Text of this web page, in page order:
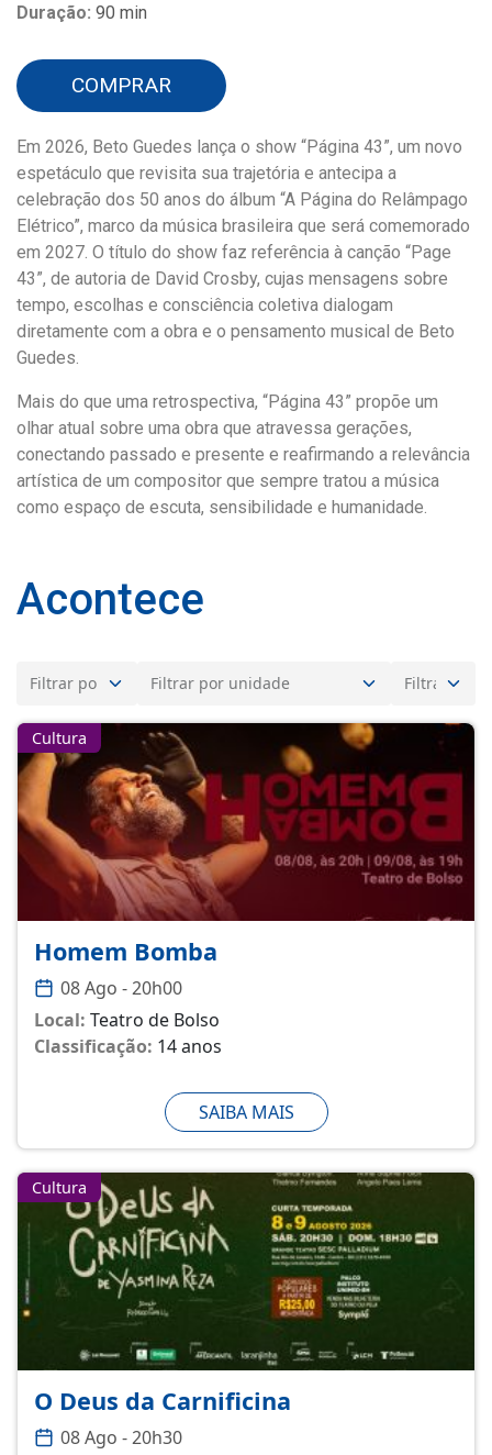
Duração: 90 min
COMPRAR
Em 2026, Beto Guedes lança o show “Página 43”, um novo
espetáculo que revisita sua trajetória e antecipa a
celebração dos 50 anos do álbum “A Página do Relâmpago
Elétrico”, marco da música brasileira que será comemorado
em 2027. O título do show faz referência à canção “Page
43”, de autoria de David Crosby, cujas mensagens sobre
tempo, escolhas e consciência coletiva dialogam
diretamente com a obra e o pensamento musical de Beto
Guedes.
Mais do que uma retrospectiva, “Página 43” propõe um
olhar atual sobre uma obra que atravessa gerações,
conectando passado e presente e reafirmando a relevância
artística de um compositor que sempre tratou a música
como espaço de escuta, sensibilidade e humanidade.
Acontece
Cultura
Homem Bomba
08 Ago - 20h00
Local: Teatro de Bolso
Classificação: 14 anos
SAIBA MAIS
Cultura
O Deus da Carnificina
08 Ago - 20h30